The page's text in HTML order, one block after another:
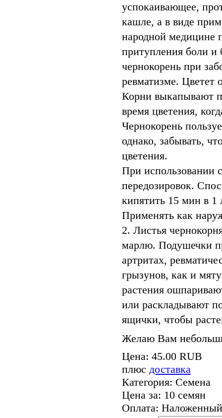
успокаивающее,
кашле, а в виде
народной медицине
притупления боли и
чернокорень при
ревматизме. Цветет
Корни выкапывают
время цветения,
Чернокорень
однако, забывать,
цветения.
При использовании
передозировок.
кипятить 15 мин в 1
Применять как
2. Листья
марлю. Подушечки
артритах,
грызунов, как и
растения
или раскладывают
ящички, чтобы
Желаю Вам
Цена: 45.00 RUB
плюс доставка
Категория: Семена
Цена за: 10 семян
Оплата: